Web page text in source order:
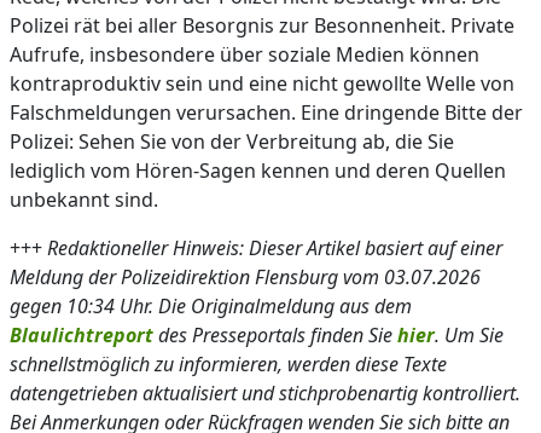
Polizei rät bei aller Besorgnis zur Besonnenheit. Private
Aufrufe, insbesondere über soziale Medien können
kontraproduktiv sein und eine nicht gewollte Welle von
Falschmeldungen verursachen. Eine dringende Bitte der
Polizei: Sehen Sie von der Verbreitung ab, die Sie
lediglich vom Hören-Sagen kennen und deren Quellen
unbekannt sind.
+++Redaktioneller Hinweis: Dieser Artikel basiert auf einer
Meldung der Polizeidirektion Flensburg vom 03.07.2026
gegen 10:34 Uhr. Die Originalmeldung aus dem
Blaulichtreportdes Presseportals finden Siehier. Um Sie
schnellstmöglich zu informieren, werden diese Texte
datengetrieben aktualisiert und stichprobenartig kontrolliert.
Bei Anmerkungen oder Rückfragen wenden Sie sich bitte an